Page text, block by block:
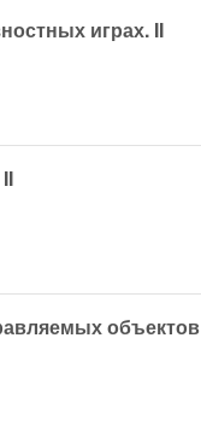
играх. II
объектов